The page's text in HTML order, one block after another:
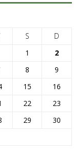
S
D
1
2
8
9
15
16
22
23
29
30